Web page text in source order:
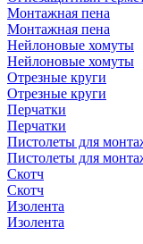
Монтажная пена
Монтажная пена
Нейлоновые хомуты
Нейлоновые хомуты
Отрезные круги
Отрезные круги
Перчатки
Перчатки
Пистолеты для
Пистолеты для
Скотч
Скотч
Изолента
Изолента